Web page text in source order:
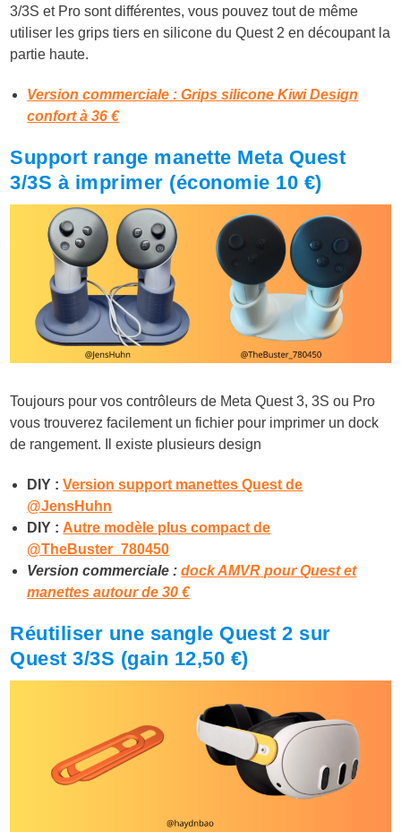
3/3S et Pro sont différentes, vous pouvez tout de même
utiliser les grips tiers en silicone du Quest 2 en découpant la
partie haute.
Version commerciale : Grips silicone Kiwi Design
confort à 36 €
Support range manette Meta Quest
3/3S à imprimer (économie 10 €)
Toujours pour vos contrôleurs de Meta Quest 3, 3S ou Pro
vous trouverez facilement un fichier pour imprimer un dock
de rangement. Il existe plusieurs design
DIY :Version support manettes Quest de
@JensHuhn
DIY : Autre modèle plus compact de
@TheBuster_780450
Version commerciale :dock AMVR pour Quest et
manettes autour de 30 €
Réutiliser une sangle Quest 2 sur
Quest 3/3S (gain 12,50 €)